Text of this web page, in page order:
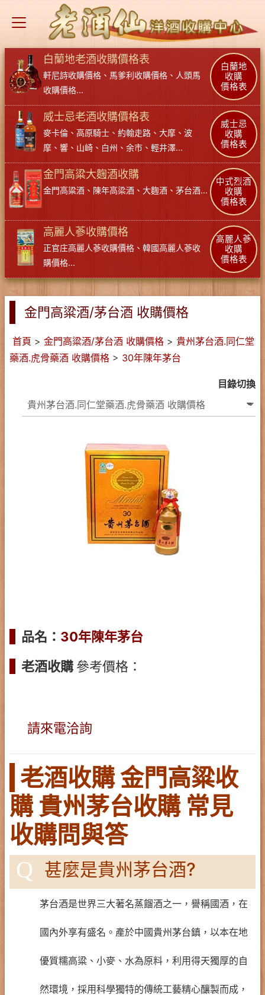
白蘭地老酒收購價格表
軒尼詩收購價格 、 馬爹利收購價格 、 人頭馬
收購價格...
白蘭地
收購
價格表
威士忌老酒收購價格表
麥卡倫 、 高原騎士 、 約翰走路 、 大摩 、 波
摩 、 響 、 山崎 、 白州 、 余市 、 輕井澤...
威士忌
收購
價格表
金門高粱大麴酒收購
金門高粱酒 、 陳年高梁酒 、 大麴酒 、 茅台酒...
中式烈酒
收購
價格表
高麗人蔘收購價格
正官庄高麗人蔘收購價格 、 韓國高麗人蔘收
購價格...
高麗人蔘
收購
價格表
金門高粱酒/茅台酒 收購價格
首頁 > 金門高粱酒/茅台酒 收購價格 > 貴州茅台酒.同仁堂
藥酒.虎骨藥酒 收購價格 > 30年陳年茅台
目錄切換
品名： 30年陳年茅台
老酒收購 參考價格：
請來電洽詢
老酒收購 金門高粱收
購 貴州茅台收購 常見
收購問與答
Q 甚麼是貴州茅台酒?
茅台酒是世界三大著名蒸餾酒之一，譽稱國酒，在
國內外享有盛名。產於中國貴州茅台鎮，以本在地
優質糯高粱、小麥、水為原料，利用得天獨厚的自
然環境，採用科學獨特的傳統工藝精心釀製而成，